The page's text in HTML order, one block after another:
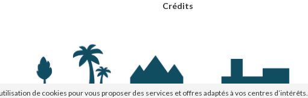
Crédits
de cookies pour vous proposer des services et offres adaptés à vos centres d’intérêts.